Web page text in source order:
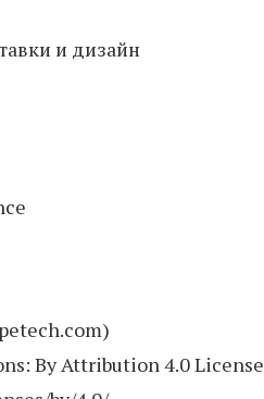
и дизайн
By Attribution 4.0 License